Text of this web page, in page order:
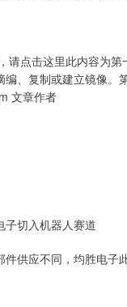
请点击这里此内容为
编、复制或建立镜像
文章作者
子切入机器人赛道
供应不同，均胜电子